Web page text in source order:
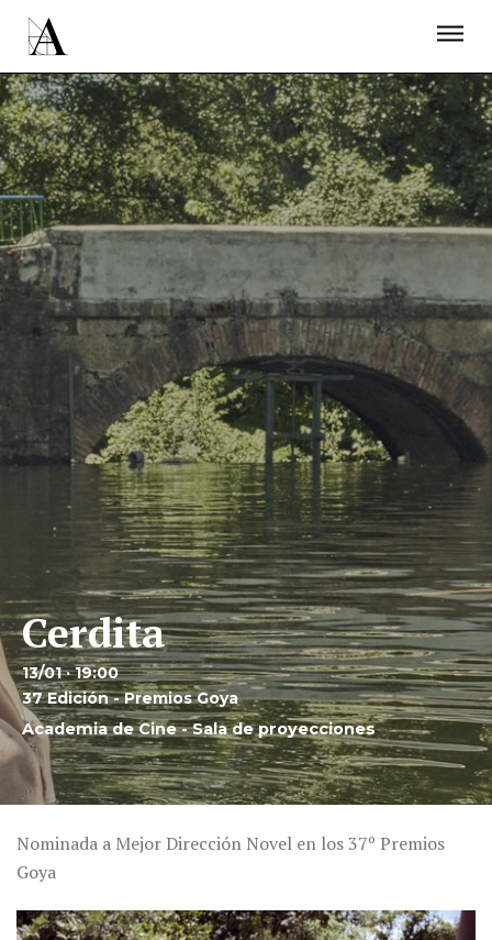
Cerdita
13/01 · 19:00
37 Edición - Premios Goya
Academia de Cine - Sala de proyecciones
Nominada a Mejor Dirección Novel en los 37º Premios
Goya
ACTUALIDAD
PROYECTOS
RESIDENCIAS
ÚNETE A LA ACADEMIA DE CINE
PRENSA
NEWSLETTER